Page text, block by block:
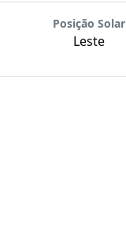
Posição Solar
Leste